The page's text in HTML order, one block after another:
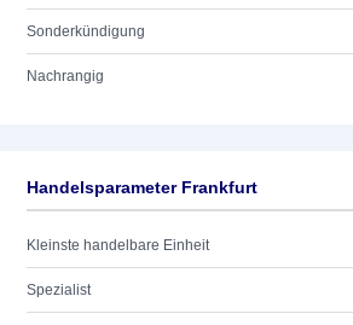
Sonderkündigung
Nachrangig
Handelsparameter Frankfurt
Kleinste handelbare Einheit
Spezialist